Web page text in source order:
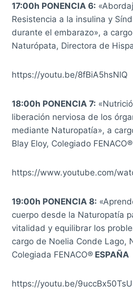
17:00h PONENCIA 6:
Resistencia a la insulina y
durante el embarazo», a
Naturópata, Directora de
https://youtu.be/8fBiA5hsNlQ
18:00h PONENCIA 7:
liberación nerviosa de los
mediante Naturopatía», a
Blay Eloy, Colegiado FENACO®
https://www.youtube.com/
19:00h PONENCIA 8:
cuerpo desde la Naturopatía
vitalidad y equilibrar los
cargo de Noelia Conde Lago,
Colegiada FENACO® ESPAÑA
https://youtu.be/9uccBx50TsU